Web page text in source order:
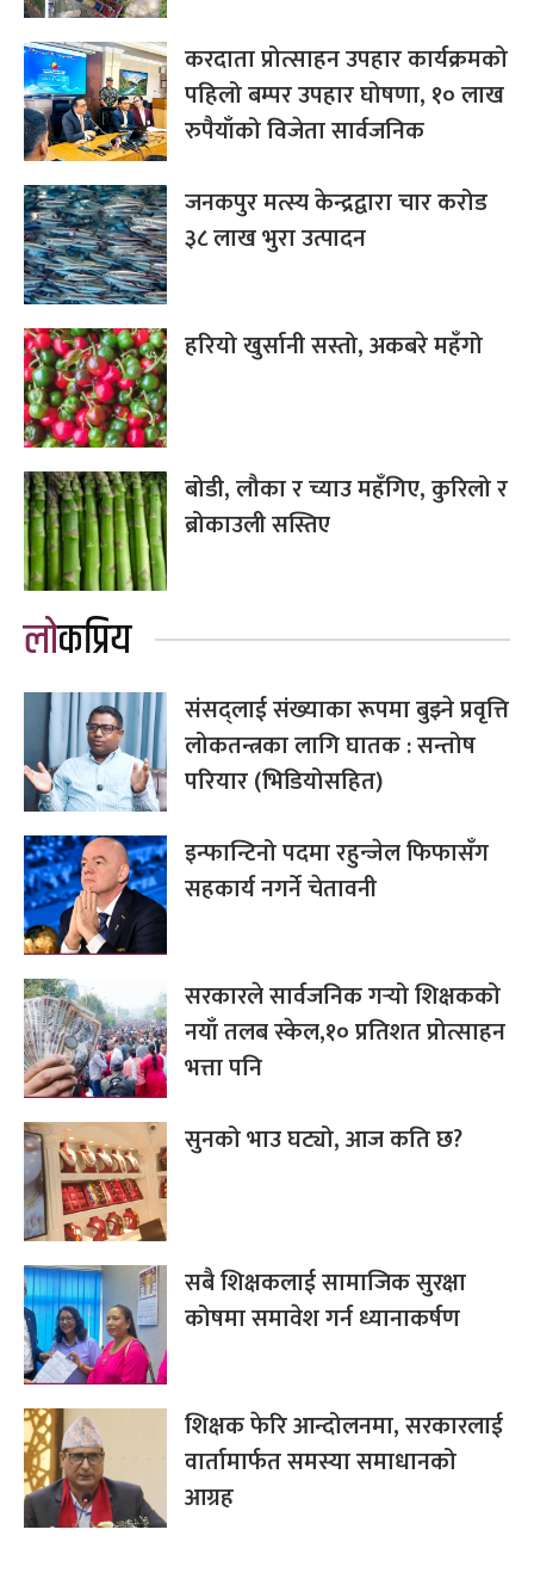
करदाता प्रोत्साहन उपहार कार्यक्रमको
पहिलो बम्पर उपहार घोषणा, १० लाख
रुपैयाँको विजेता सार्वजनिक
जनकपुर मत्स्य केन्द्रद्वारा चार करोड
३८ लाख भुरा उत्पादन
हरियो खुर्सानी सस्तो, अकबरे महँगो
बोडी, लौका र च्याउ महँगिए, कुरिलो र
ब्रोकाउली सस्तिए
लोकप्रिय
संसद्लाई संख्याका रूपमा बुझ्ने प्रवृत्ति
लोकतन्त्रका लागि घातक : सन्तोष
परियार (भिडियोसहित)
इन्फान्टिनो पदमा रहुन्जेल फिफासँग
सहकार्य नगर्ने चेतावनी
सरकारले सार्वजनिक गर्‍यो शिक्षकको
नयाँ तलब स्केल,१० प्रतिशत प्रोत्साहन
भत्ता पनि
सुनको भाउ घट्यो, आज कति छ?
सबै शिक्षकलाई सामाजिक सुरक्षा
कोषमा समावेश गर्न ध्यानाकर्षण
शिक्षक फेरि आन्दोलनमा, सरकारलाई
वार्तामार्फत समस्या समाधानको
आग्रह